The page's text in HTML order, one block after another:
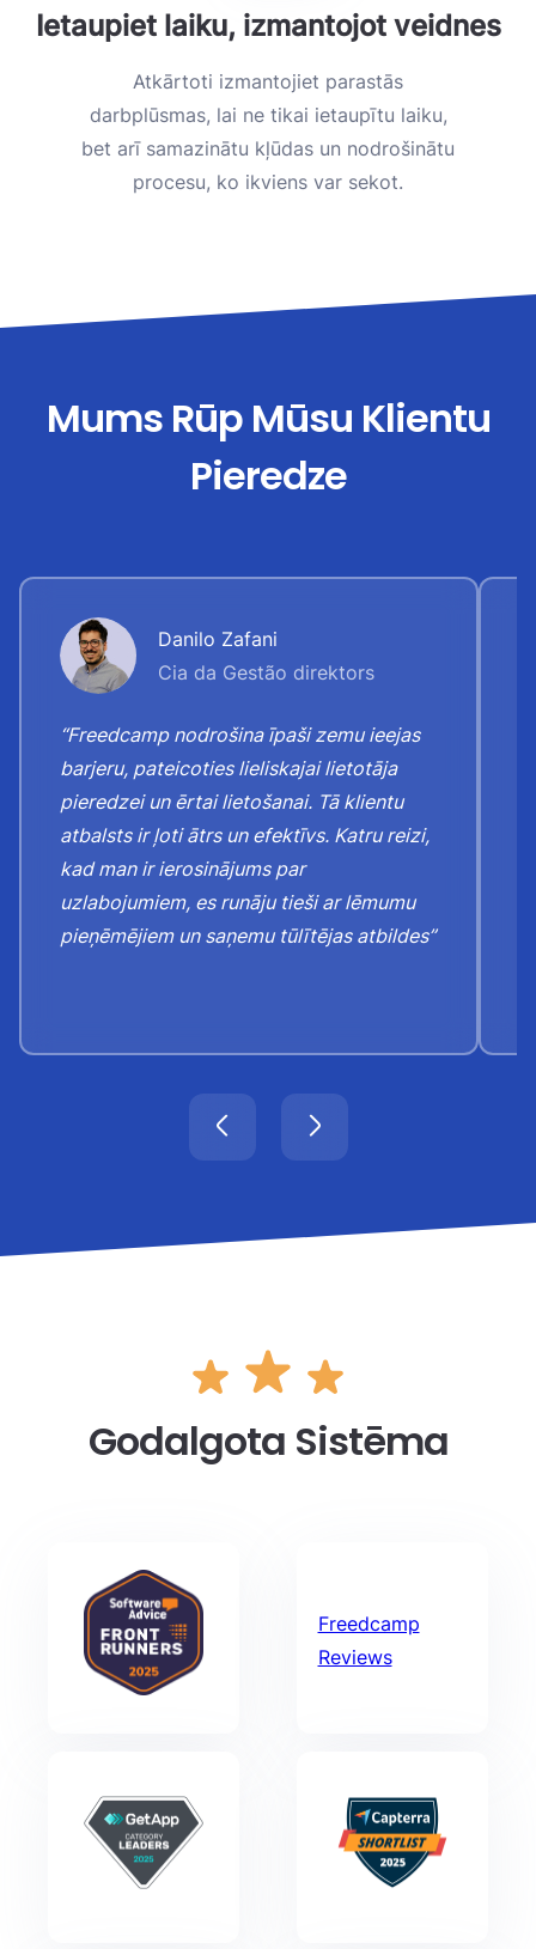
Ietaupiet laiku, izmantojot veidnes
Atkārtoti izmantojiet parastās
darbplūsmas, lai ne tikai ietaupītu laiku,
bet arī samazinātu kļūdas un nodrošinātu
procesu, ko ikviens var sekot.
Mums Rūp Mūsu Klientu
Pieredze
Danilo Zafani
Cia da Gestão direktors
“Freedcamp nodrošina īpaši zemu ieejas
barjeru, pateicoties lieliskajai lietotāja
pieredzei un ērtai lietošanai. Tā klientu
atbalsts ir ļoti ātrs un efektīvs. Katru reizi,
kad man ir ierosinājums par
uzlabojumiem, es runāju tieši ar lēmumu
pieņēmējiem un saņemu tūlītējas atbildes”
Godalgota Sistēma
Freedcamp
Reviews